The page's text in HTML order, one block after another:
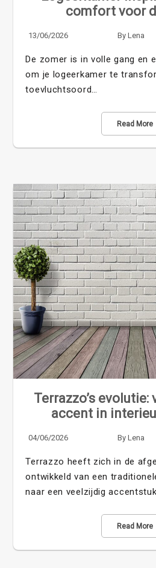
comfort voor
13/06/2026 By Lena
De zomer is in volle gang en
om je logeerkamer te
toevluchtsoord…
Read More
Terrazzo’s evolutie:
accent in
04/06/2026 By Lena
Terrazzo heeft zich in de
ontwikkeld van een
naar een veelzijdig
Read More